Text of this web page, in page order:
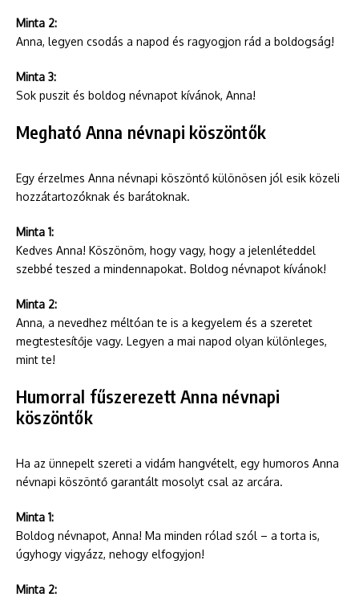
Minta 2:
Anna, legyen csodás a napod és ragyogjon rád a boldogság!
Minta 3:
Sok puszit és boldog névnapot kívánok, Anna!
Megható Anna névnapi köszöntők
Egy érzelmes Anna névnapi köszöntő különösen jól esik közeli
hozzátartozóknak és barátoknak.
Minta 1:
Kedves Anna! Köszönöm, hogy vagy, hogy a jelenléteddel
szebbé teszed a mindennapokat. Boldog névnapot kívánok!
Minta 2:
Anna, a nevedhez méltóan te is a kegyelem és a szeretet
megtestesítője vagy. Legyen a mai napod olyan különleges,
mint te!
Humorral fűszerezett Anna névnapi
köszöntők
Ha az ünnepelt szereti a vidám hangvételt, egy humoros Anna
névnapi köszöntő garantált mosolyt csal az arcára.
Minta 1:
Boldog névnapot, Anna! Ma minden rólad szól – a torta is,
úgyhogy vigyázz, nehogy elfogyjon!
Minta 2: